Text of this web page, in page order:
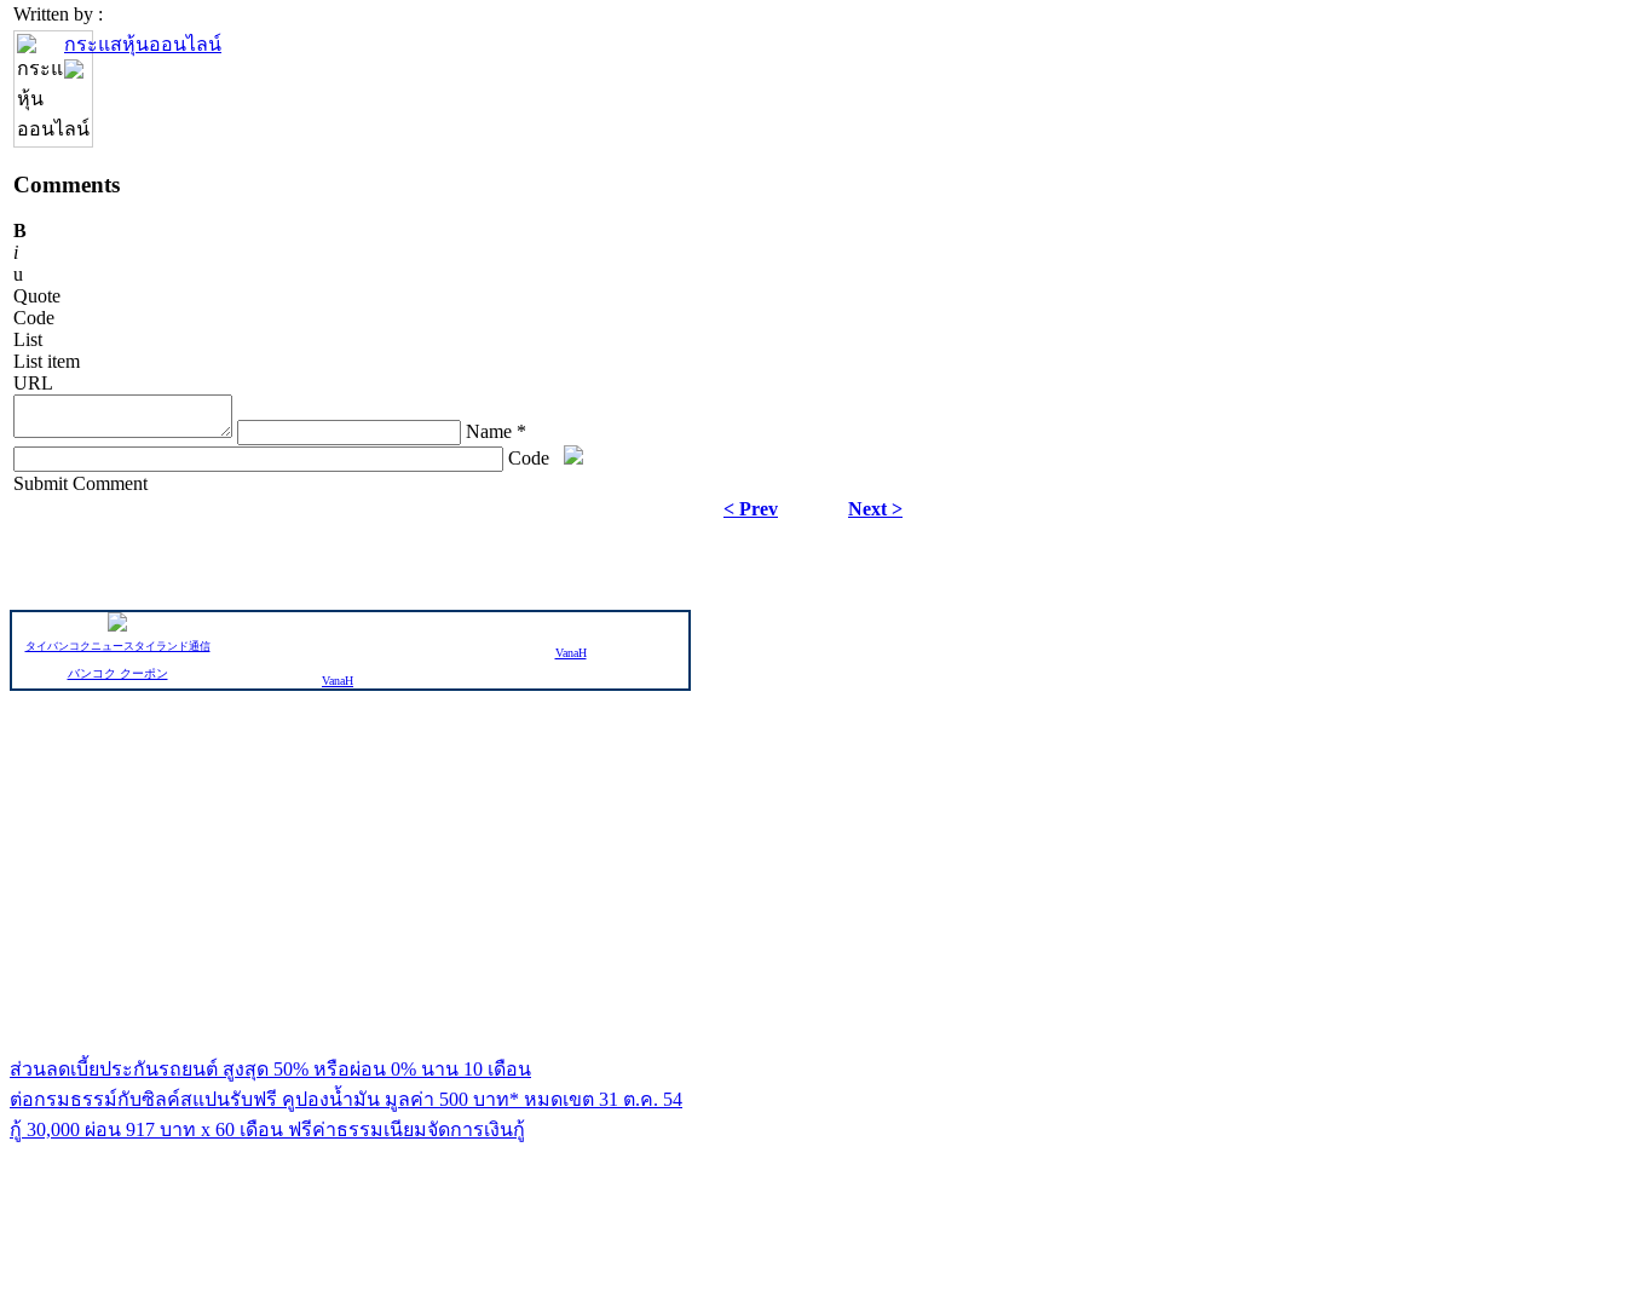
Written by :
กระแสหุ้นออนไลน์
Comments
B
i
u
Quote
Code
List
List item
URL
Name *
Code
Submit Comment
< Prev
Next >
タイバンコクニュースタイランド通信
VanaH
バンコク クーポン
VanaH
ส่วนลดเบี้ยประกันรถยนต์ สูงสุด 50% หรือผ่อน 0% นาน 10 เดือน
ต่อกรมธรรม์กับซิลค์สแปนรับฟรี คูปองน้ำมัน มูลค่า 500 บาท* หมดเขต 31 ต.ค. 54
กู้ 30,000 ผ่อน 917 บาท x 60 เดือน ฟรีค่าธรรมเนียมจัดการเงินกู้